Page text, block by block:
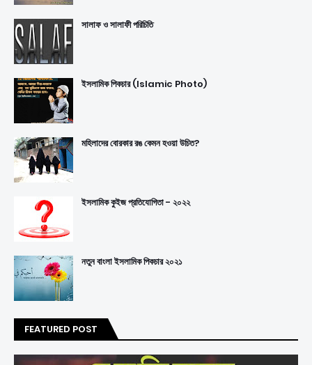
সালাফ ও সালাফী পরিচিতি
ইসলামিক পিকচার (Islamic Photo)
মহিলাদের বোরকার রঙ কেমন হওয়া উচিত?
ইসলামিক কুইজ প্রতিযোগিতা - ২০২২
নতুন বাংলা ইসলামিক পিকচার ২০২১
FEATURED POST